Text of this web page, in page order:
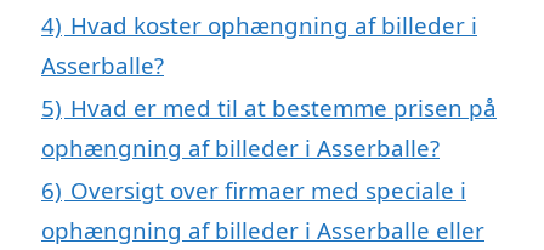
4) Hvad koster ophængning af billeder i
Asserballe?
5) Hvad er med til at bestemme prisen på
ophængning af billeder i Asserballe?
6) Oversigt over firmaer med speciale i
ophængning af billeder i Asserballe eller